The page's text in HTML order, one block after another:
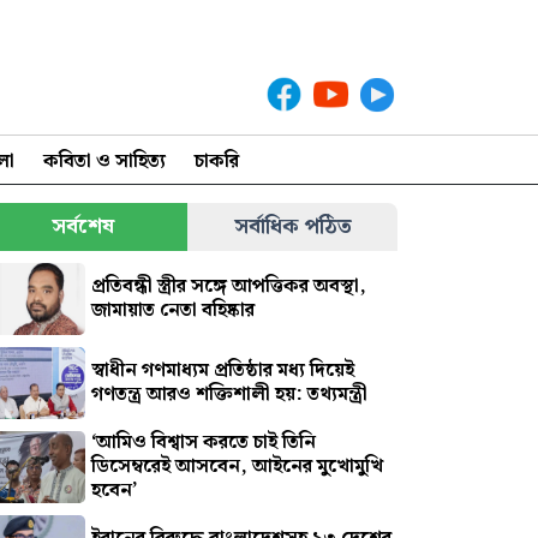
কবিতা ও সাহিত্য চাকরি
সর্বশেষ সর্বাধিক পঠিত
প্রতিবন্ধী স্ত্রীর সঙ্গে আপত্তিকর অবস্থা,
জামায়াত নেতা বহিষ্কার
স্বাধীন গণমাধ্যম প্রতিষ্ঠার মধ্য দিয়েই
গণতন্ত্র আরও শক্তিশালী হয়: তথ্যমন্ত্রী
‘আমিও বিশ্বাস করতে চাই তিনি
ডিসেম্বরেই আসবেন, আইনের মুখোমুখি
হবেন’